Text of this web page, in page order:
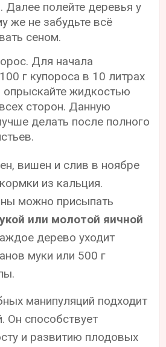
Далее полейте деревья у
же не забудьте всё
сеном.
Для начала
г купороса в 10 литрах
жидкостью
сторон. Данную
делать после полного
вишен и слив в ноябре
из кальция.
можно присыпать
или молотой яичной
дерево уходит
муки или 500 г
манипуляций подходит
Он способствует
и развитию плодовых